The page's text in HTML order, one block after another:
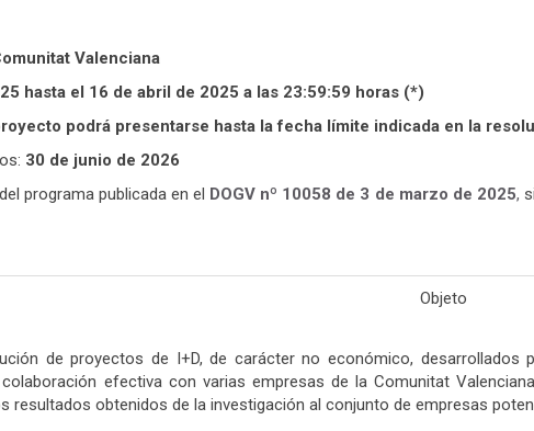
Valenciana
hasta el 16 de abril de 2025 a las 23:59:59 horas (*)
podrá presentarse hasta la fecha límite indicada en la
30 de junio de 2026
programa publicada en el DOGV nº 10058 de 3 de marzo de 2025,
Objeto
de proyectos de I+D, de carácter no económico,
efectiva con varias empresas de la Comunitat
resultados obtenidos de la investigación al conjunto de empresas